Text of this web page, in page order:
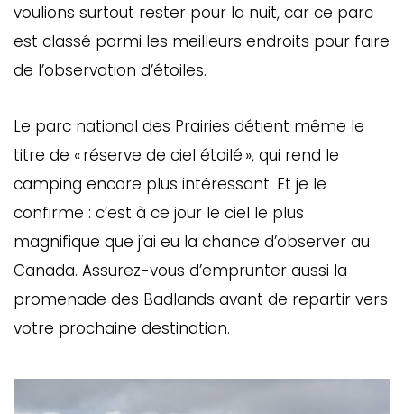
voulions surtout rester pour la nuit, car ce parc
est classé parmi les meilleurs endroits pour faire
de l’observation d’étoiles.
Le parc national des Prairies détient même le
titre de « réserve de ciel étoilé », qui rend le
camping encore plus intéressant. Et je le
confirme : c’est à ce jour le ciel le plus
magnifique que j’ai eu la chance d’observer au
Canada. Assurez-vous d’emprunter aussi la
promenade des Badlands avant de repartir vers
votre prochaine destination.